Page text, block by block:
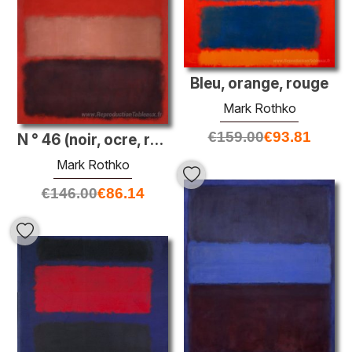
Bleu, orange, rouge
Mark Rothko
€159.00€93.81
N ° 46 (noir, ocre, rouge sur le rouge)
Mark Rothko
€146.00€86.14